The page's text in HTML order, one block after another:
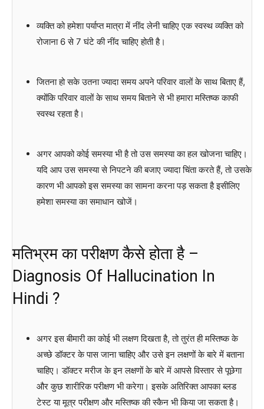
व्यक्ति को हमेशा पर्याप्त मात्रा में नींद लेनी चाहिए एक स्वस्थ व्यक्ति को
रोजाना 6 से 7 घंटे की नींद चाहिए होती है।
जितना हो सके उतना ज्यादा समय अपने परिवार वालों के साथ बिताए हैं,
क्योंकि परिवार वालों के साथ समय बिताने से भी हमारा मस्तिष्क काफी
स्वस्थ रहता है।
अगर आपको कोई समस्या भी है तो उस समस्या का हल खोजना चाहिए।
यदि आप उस समस्या से निपटने की बजाए ज्यादा चिंता करते हैं, तो उसके
कारण भी आपको इस समस्या का सामना करना पड़ सकता है इसीलिए
हमेशा समस्या का समाधान खोजें।
मतिभ्रम का परीक्षण कैसे होता है –
Diagnosis Of Hallucination In
Hindi ?
अगर इस बीमारी का कोई भी लक्षण दिखता है, तो तुरंत ही मस्तिष्क के
अच्छे डॉक्टर के पास जाना चाहिए और उसे इन लक्षणों के बारे में बताना
चाहिए। डॉक्टर मरीज के इन लक्षणों के बारे में आपसे विस्तार से पूछेगा
और कुछ शारीरिक परीक्षण भी करेगा। इसके अतिरिक्त आपका ब्लड
टेस्ट या मूत्र परीक्षण और मस्तिष्क की स्कैन भी किया जा सकता है।